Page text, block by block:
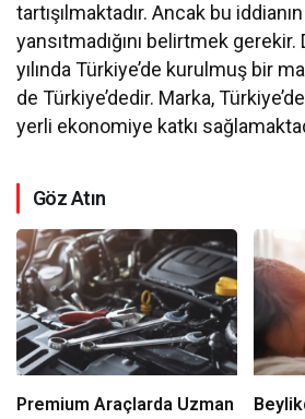
tartışılmaktadır. Ancak bu
yansıtmadığını belirtmek
yılında Türkiye’de kurulmuş bir
de Türkiye’dedir. Marka,
yerli ekonomiye katkı
Göz Atın
Premium Araçlarda Uzman